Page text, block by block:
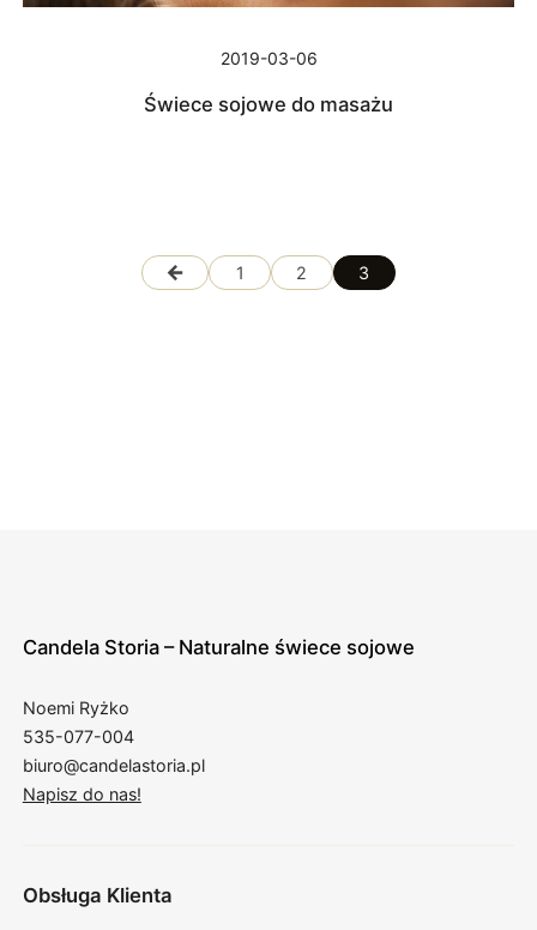
2019-03-06
Świece sojowe do masażu
← 1 2 3
Candela Storia – Naturalne świece sojowe
Noemi Ryżko
535-077-004
biuro@candelastoria.pl
Napisz do nas!
Obsługa Klienta